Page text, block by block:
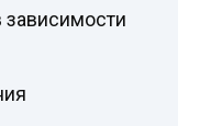
зависимости